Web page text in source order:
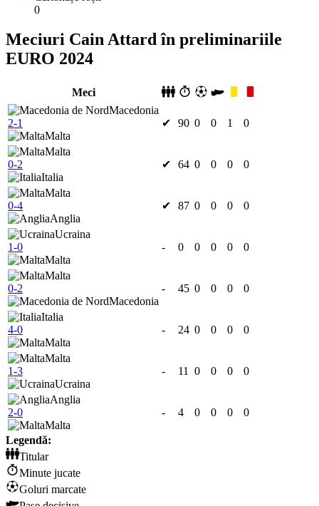
0
Meciuri Cain Attard în preliminariile
EURO 2024
Meci
Macedonia
2-1
Malta
✔ 90 0 0 1 0
Malta
0-2
Italia
✔ 64 0 0 0 0
Malta
0-4
Anglia
✔ 87 0 0 0 0
Ucraina
1-0
Malta
- 0 0 0 0 0
Malta
0-2
Macedonia
- 45 0 0 0 0
Italia
4-0
Malta
- 24 0 0 0 0
Malta
1-3
Ucraina
- 11 0 0 0 0
Anglia
2-0
Malta
- 4 0 0 0 0
Legendă:
Titular
Minute jucate
Goluri marcate